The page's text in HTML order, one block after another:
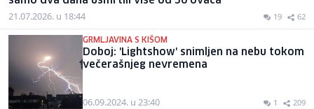
21.07.2026. u 18:44 19 62
GRMLJAVINA S KIŠOM
Doboj: 'Lightshow' snimljen na nebu tokom
večerašnjeg nevremena
06.09.2024. u 23:40 1 209